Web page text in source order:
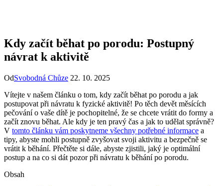
Kdy začít běhat po porodu: Postupný
návrat k aktivitě
OdSvobodná Chůze 22. 10. 2025
Vítejte v našem článku o tom, kdy začít běhat po porodu a jak
postupovat při návratu k fyzické aktivitě! Po těch devět měsících
pečování o vaše dítě je pochopitelné, že se chcete vrátit do formy a
začít znovu běhat. Ale kdy je ten pravý čas a jak to udělat správně?
V tomto článku vám poskytneme všechny potřebné informace a
tipy, abyste mohli postupně zvyšovat svoji aktivitu a bezpečně se
vrátit k běhání. Přečtěte si dále, abyste zjistili, jaký je optimální
postup a na co si dát pozor při návratu k běhání po porodu.
Obsah